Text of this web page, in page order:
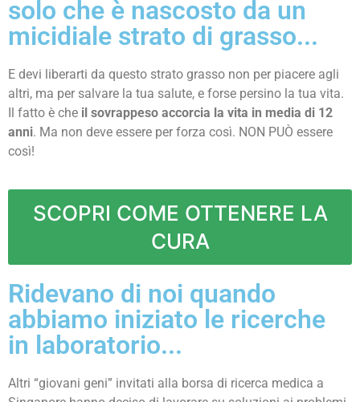
solo che è nascosto da un
micidiale strato di grasso...
E devi liberarti da questo strato grasso non per piacere agli
altri, ma per salvare la tua salute, e forse persino la tua vita.
Il fatto è che il sovrappeso accorcia la vita in media di 12
anni. Ma non deve essere per forza così. NON PUÒ essere
così!
SCOPRI COME OTTENERE LA
CURA
Ridevano di noi quando
abbiamo iniziato le ricerche
in laboratorio...
Altri “giovani geni” invitati alla borsa di ricerca medica a